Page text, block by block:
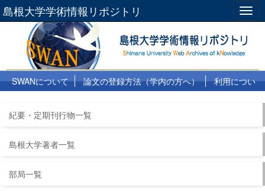
島根大学学術情報リポジトリ
SWANについて 論文の登録方法（学内の方へ）
利用につい
紀要・定期刊行物一覧
島根大学著者一覧
部局一覧